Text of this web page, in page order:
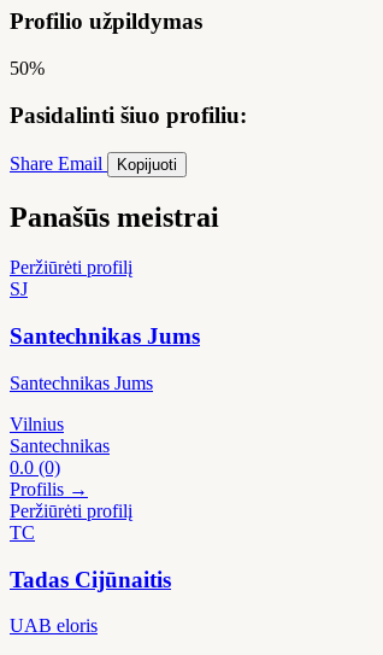
Profilio užpildymas
50%
Pasidalinti šiuo profiliu:
Share Email Kopijuoti
Panašūs meistrai
Peržiūrėti profilį
SJ
Santechnikas Jums
Santechnikas Jums
Vilnius
Santechnikas
0.0 (0)
Profilis →
Peržiūrėti profilį
TC
Tadas Cijūnaitis
UAB eloris